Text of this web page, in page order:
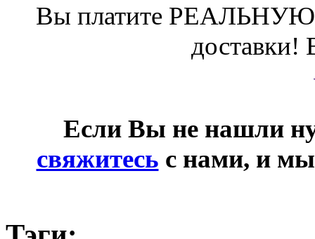
Вы платите
доставки!
Если Вы не нашли
свяжитесь с нами, и мы